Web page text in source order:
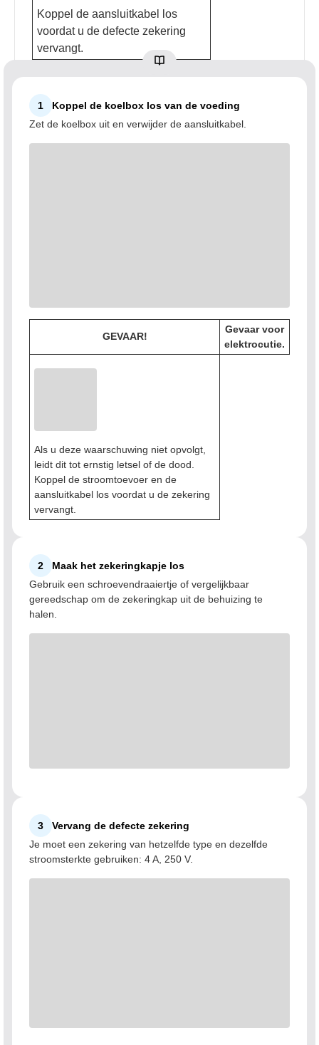
Koppel de aansluitkabel los
voordat u de defecte zekering
vervangt.
1
Koppel de koelbox los van de voeding
Zet de koelbox uit en verwijder de aansluitkabel.
GEVAAR!
Gevaar voor
elektrocutie.
Als u deze waarschuwing niet opvolgt,
leidt dit tot ernstig letsel of de dood.
Koppel de stroomtoevoer en de
aansluitkabel los voordat u de zekering
vervangt.
2
Maak het zekeringkapje los
Gebruik een schroevendraaiertje of vergelijkbaar
gereedschap om de zekeringkap uit de behuizing te
halen.
3
Vervang de defecte zekering
Je moet een zekering van hetzelfde type en dezelfde
stroomsterkte gebruiken: 4 A, 250 V.